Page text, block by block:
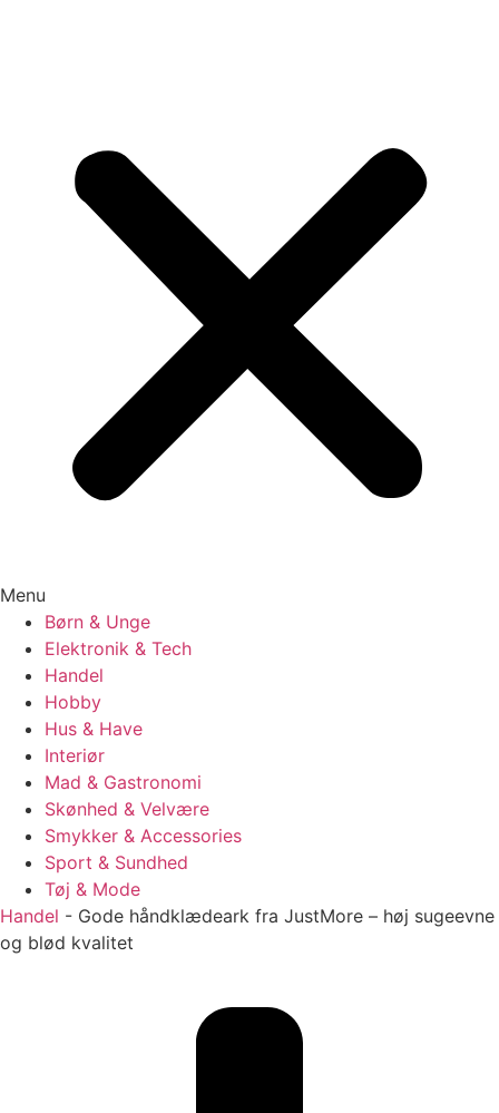
Menu
Børn & Unge
Elektronik & Tech
Handel
Hobby
Hus & Have
Interiør
Mad & Gastronomi
Skønhed & Velvære
Smykker & Accessories
Sport & Sundhed
Tøj & Mode
Handel - Gode håndklædeark fra JustMore – høj sugeevne
og blød kvalitet